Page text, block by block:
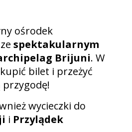
ośrodek
spektakularnym
Brijuni. W
bilet i przeżyć
wycieczki do
i Przylądek